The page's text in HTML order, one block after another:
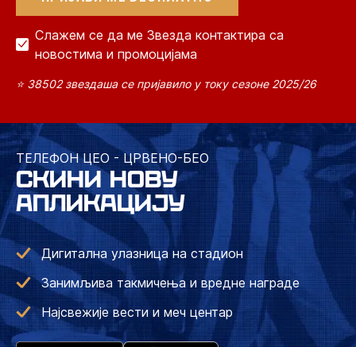
Слажем се да ме Звезда контактира са
новостима и промоцијама
⭐ 38502 звездаша се пријавило у току сезоне 2025/26
ТЕЛЕФОН ЦЕО - ЦРВЕНО-БЕО
СКИНИ НОВУ
АПЛИКАЦИЈУ
Дигитална улазница на стадион
Занимљива такмичења и вредне награде
Најсвежије вести и меч центар